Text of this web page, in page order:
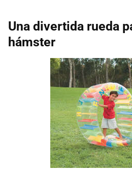
Una divertida rueda
hámster